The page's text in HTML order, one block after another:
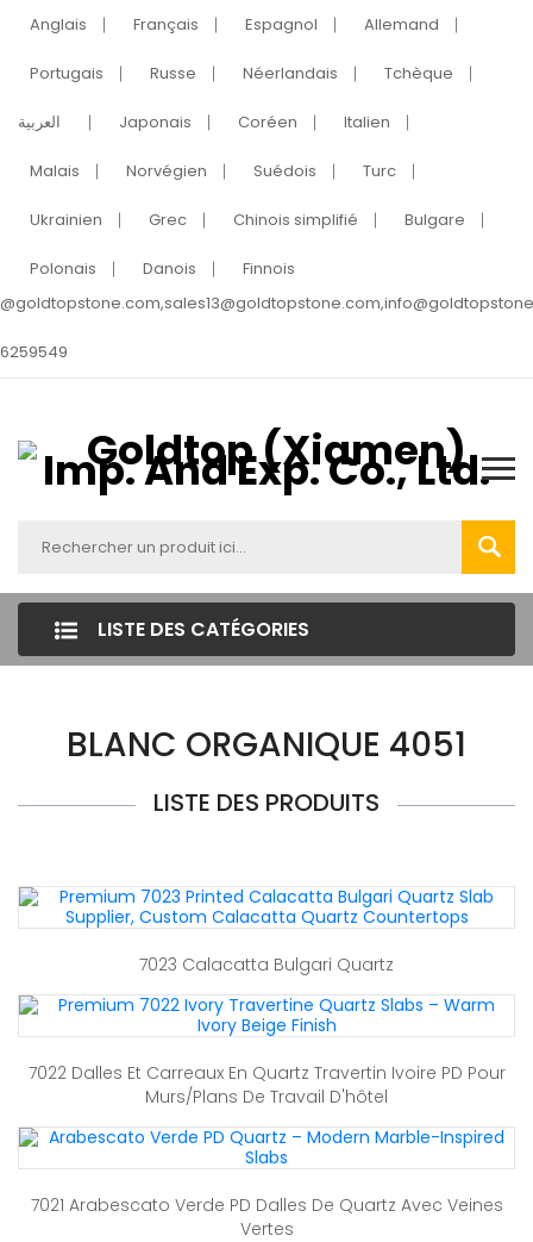
Anglais Français Espagnol Allemand
Portugais Russe Néerlandais Tchèque
العربية Japonais Coréen Italien
Malais Norvégien Suédois Turc
Ukrainien Grec Chinois simplifié Bulgare
Polonais Danois
Finnois
LISTE DES CATÉGORIES
BLANC ORGANIQUE 4051
LISTE DES PRODUITS
7023 Calacatta Bulgari Quartz
7022 Dalles Et Carreaux En Quartz Travertin Ivoire PD Pour
Murs/plans De Travail D'hôtel
7021 Arabescato Verde PD Dalles De Quartz Avec Veines
Vertes